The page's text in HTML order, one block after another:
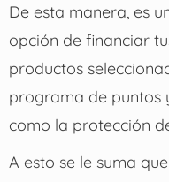
De esta manera, es
opción de financiar
productos
programa de puntos
como la protección
A esto se le suma